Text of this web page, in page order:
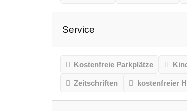
Service
Kostenfreie Parkplätze
Zeitschriften kostenfreier